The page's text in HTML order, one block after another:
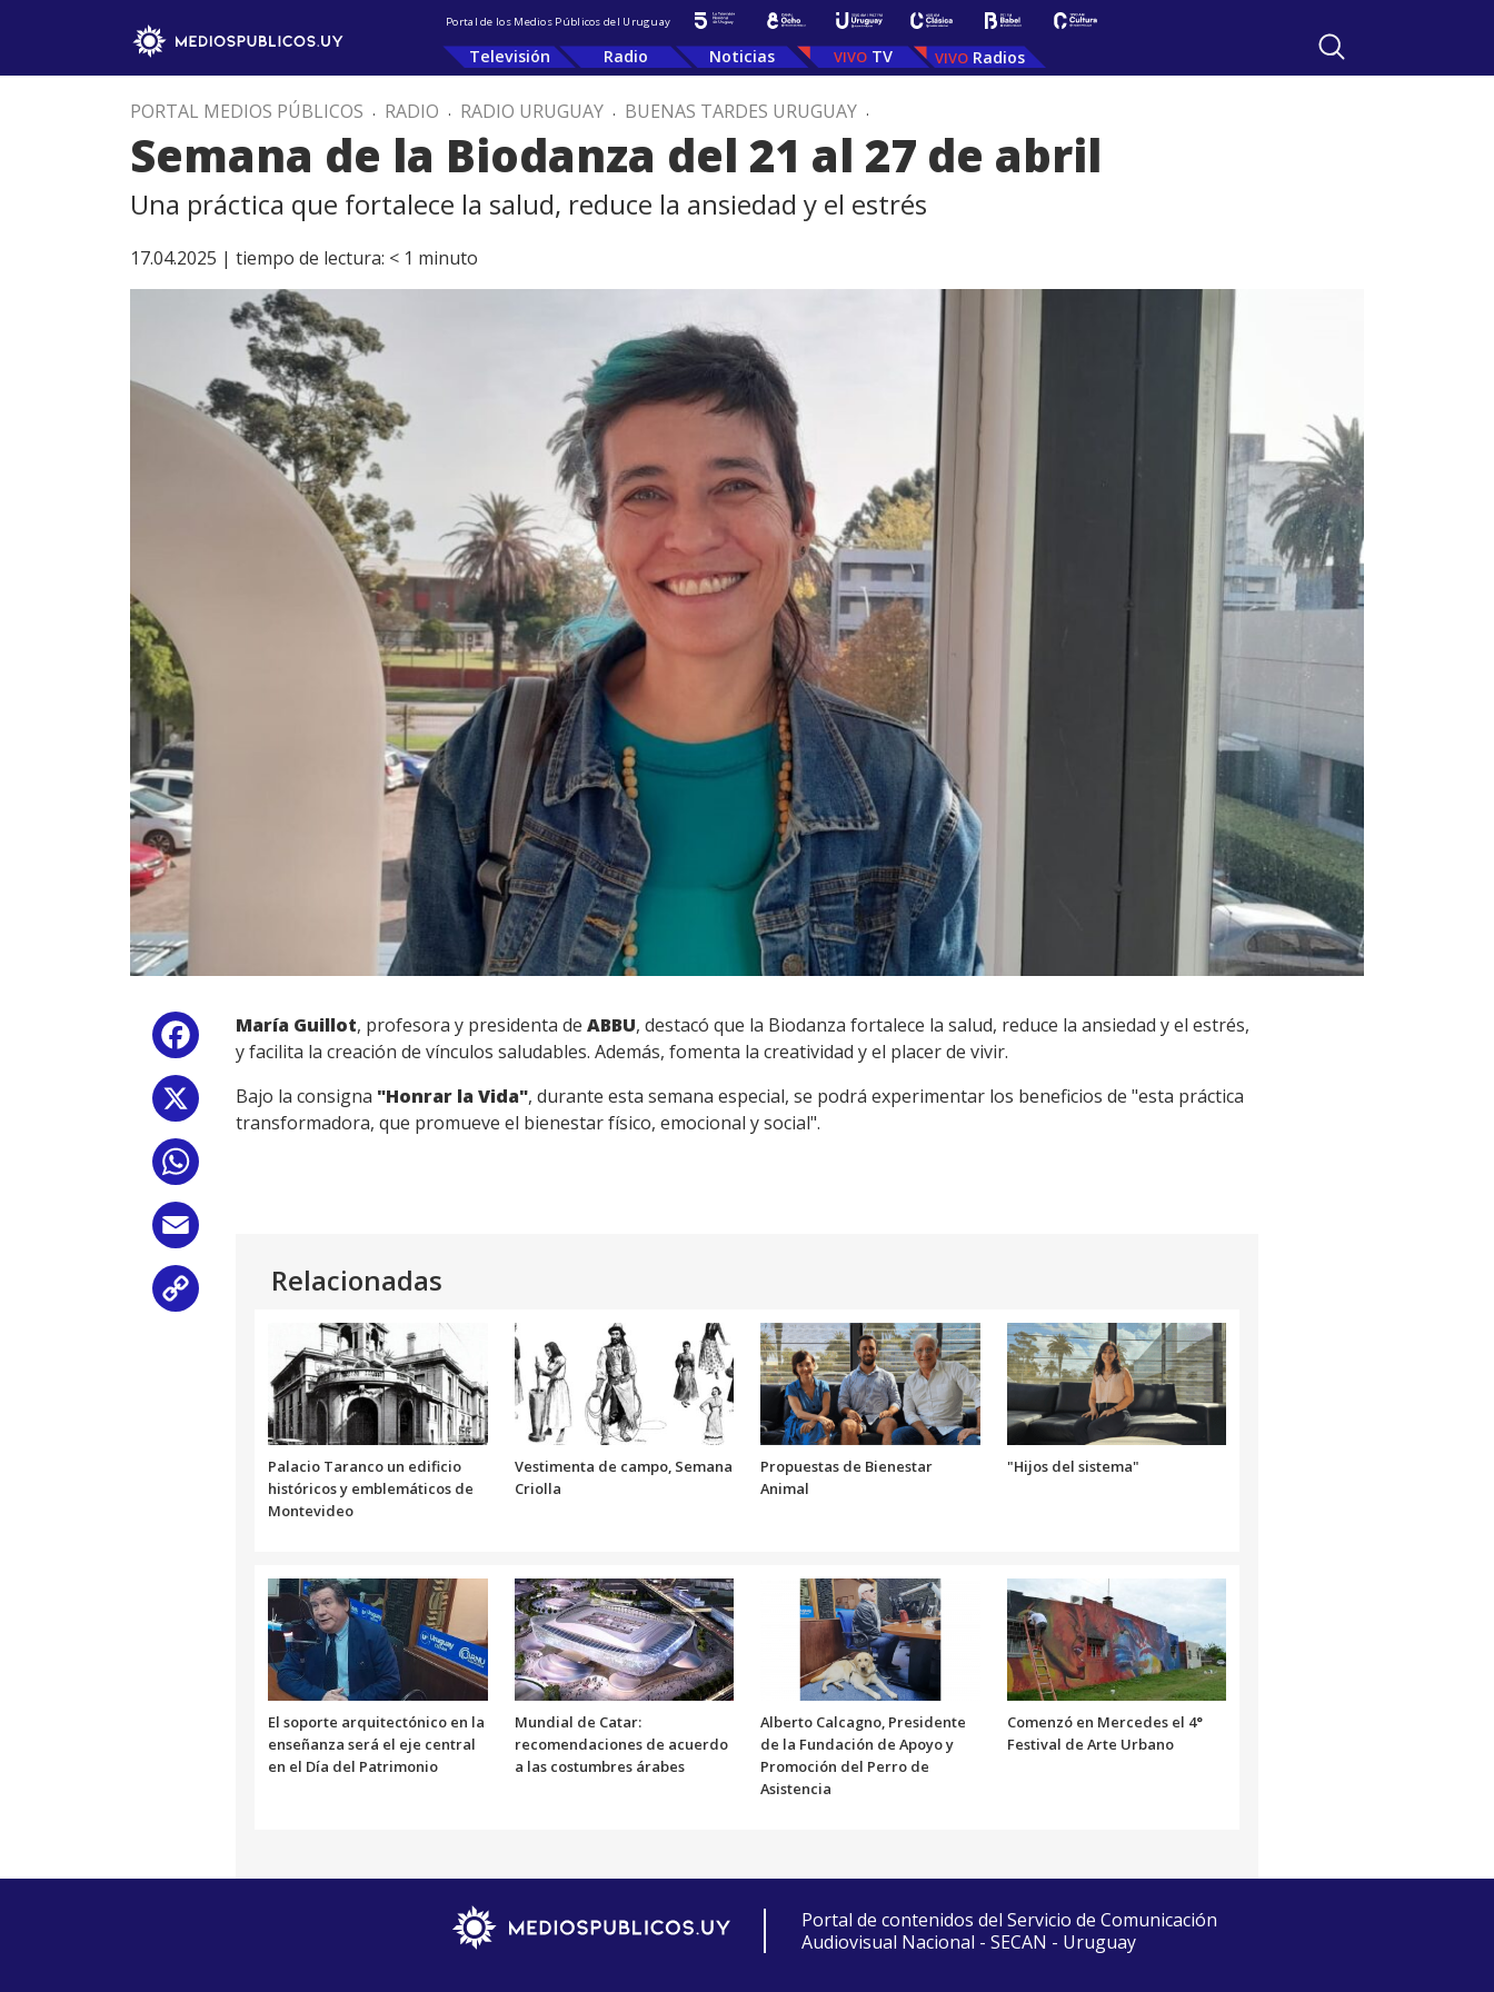
Portal de los Medios Públicos del Uruguay
Televisión Radio Noticias TV Radios
PORTAL MEDIOS PÚBLICOS . RADIO . RADIO URUGUAY . BUENAS TARDES URUGUAY .
Semana de la Biodanza del 21 al 27 de abril
Una práctica que fortalece la salud, reduce la ansiedad y el estrés
17.04.2025 | tiempo de lectura: < 1 minuto
Facebook
María Guillot, profesora y presidenta de ABBU, destacó que la Biodanza fortalece la salud, reduce la ansiedad y el estrés,
y facilita la creación de vínculos saludables. Además, fomenta la creatividad y el placer de vivir.
Bajo la consigna "Honrar la Vida", durante esta semana especial, se podrá experimentar los beneficios de "esta práctica
transformadora, que promueve el bienestar físico, emocional y social".
Relacionadas
Palacio Taranco un edificio
históricos y emblemáticos de
Montevideo
Vestimenta de campo, Semana
Criolla
Propuestas de Bienestar
Animal
"Hijos del sistema"
El soporte arquitectónico en la
enseñanza será el eje central
en el Día del Patrimonio
Mundial de Catar:
recomendaciones de acuerdo
a las costumbres árabes
Alberto Calcagno, Presidente
de la Fundación de Apoyo y
Promoción del Perro de
Asistencia
Comenzó en Mercedes el 4°
Festival de Arte Urbano
Portal de contenidos del Servicio de Comunicación
Audiovisual Nacional - SECAN - Uruguay